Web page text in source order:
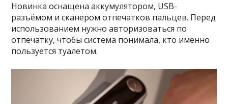
Новинка оснащена аккумулятором, USB-
разъёмом и сканером отпечатков пальцев. Перед
использованием нужно авторизоваться по
отпечатку, чтобы система понимала, кто именно
пользуется туалетом.